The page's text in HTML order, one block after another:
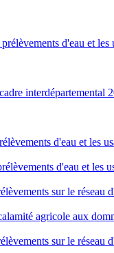
d'eau et
interdépartemental
d'eau et les
d'eau et les
sur le réseau
agricole aux
sur le réseau